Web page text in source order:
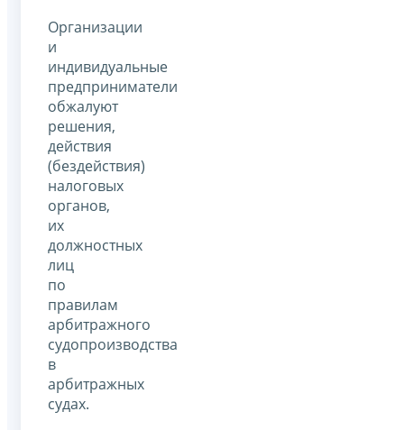
Организации
и
индивидуальные
предприниматели
обжалуют
решения,
действия
(бездействия)
налоговых
органов,
их
должностных
лиц
по
правилам
арбитражного
судопроизводства
в
арбитражных
судах.